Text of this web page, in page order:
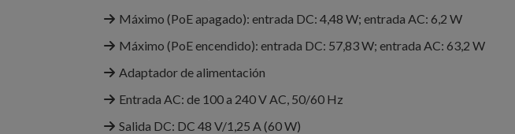
Máximo (PoE apagado): entrada DC: 4,48 W; entrada AC: 6,2 W
Máximo (PoE encendido): entrada DC: 57,83 W; entrada AC: 63,2 W
Adaptador de alimentación
Entrada AC: de 100 a 240 V AC, 50/60 Hz
Salida DC: DC 48 V/1,25 A (60 W)